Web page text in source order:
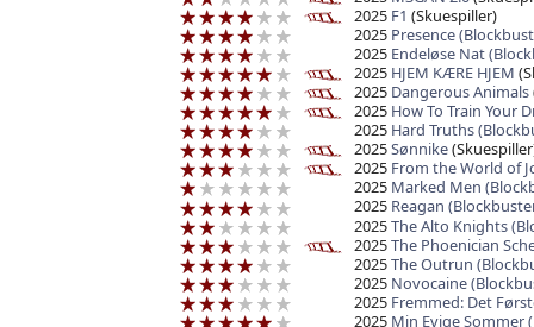
2025 F1 (Skuespiller)
2025 Presence
2025 Endeløse Nat
2025 HJEM KÆRE HJEM
2025 Dangerous Animals
2025 How To Train Your
2025 Hard Truths
2025Sønnike
2025 From the World of
2025 Marked Men
2025 Reagan
2025The Alto Knights
2025The Phoenician
2025The Outrun
2025 Novocaine
2025 Fremmed: Det
2025 Min Evige Sommer